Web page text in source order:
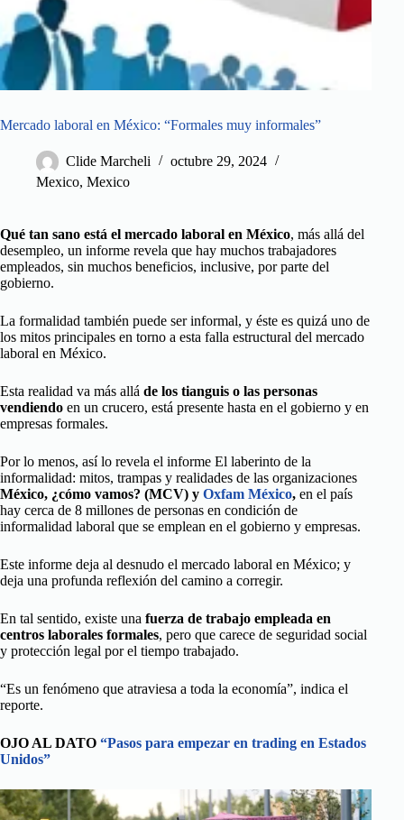
Mercado laboral en México: “Formales muy informales”
Clide Marcheli
octubre 29, 2024
Mexico, Mexico
Qué tan sano está el mercado laboral en México, más allá del
desempleo, un informe revela que hay muchos trabajadores
empleados, sin muchos beneficios, inclusive, por parte del
gobierno.
La formalidad también puede ser informal, y éste es quizá uno de
los mitos principales en torno a esta falla estructural del mercado
laboral en México.
Esta realidad va más allá de los tianguis o las personas
vendiendo en un crucero, está presente hasta en el gobierno y en
empresas formales.
Por lo menos, así lo revela el informe El laberinto de la
informalidad: mitos, trampas y realidades de las organizaciones
México, ¿cómo vamos? (MCV) y Oxfam México, en el país
hay cerca de 8 millones de personas en condición de
informalidad laboral que se emplean en el gobierno y empresas.
Este informe deja al desnudo el mercado laboral en México; y
deja una profunda reflexión del camino a corregir.
En tal sentido, existe una fuerza de trabajo empleada en
centros laborales formales, pero que carece de seguridad social
y protección legal por el tiempo trabajado.
“Es un fenómeno que atraviesa a toda la economía”, indica el
reporte.
OJO AL DATO “Pasos para empezar en trading en Estados
Unidos”